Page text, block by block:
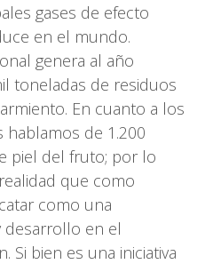
gases de efecto
en el mundo.
genera al año
toneladas de residuos
En cuanto a los
de 1.200
piel del fruto; por lo
que como
como una
desarrollo en el
Si bien es una iniciativa